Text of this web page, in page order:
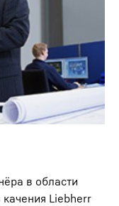
в области
Liebherr